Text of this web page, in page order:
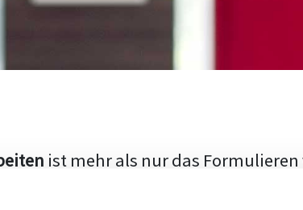
ist mehr als nur das
und die Fähigkeit, den